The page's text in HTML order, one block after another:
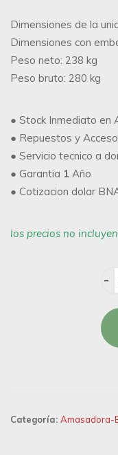
Dimensiones de la
Dimensiones con
Peso neto: 238 kg
Peso bruto: 280 kg
● Stock Inmediato en
● Repuestos y
● Servicio tecnico a
● Garantia 1 Año
● Cotizacion dolar
los precios no
Categoría: Amasadora-